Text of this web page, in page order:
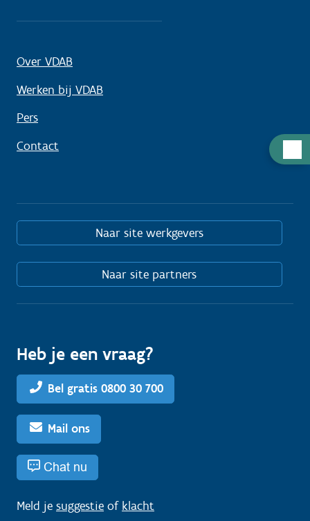
Over VDAB
Werken bij VDAB
Pers
Contact
Naar site werkgevers
Naar site partners
Heb je een vraag?
Bel gratis 0800 30 700
Mail ons
Chat nu
Meld je suggestie of klacht